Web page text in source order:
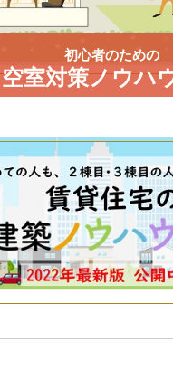
初心者のための
空室対策ノウハ